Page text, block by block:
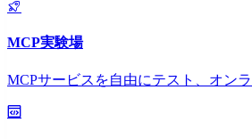
MCP実験場
MCPサービスを自由にテスト、オン